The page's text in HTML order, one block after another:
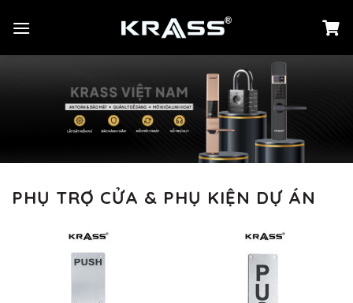
đến
PHỤ TRỢ CỬA & PHỤ KIỆN DỰ ÁN